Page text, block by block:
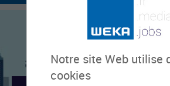
Notre site Web utilise
cookies